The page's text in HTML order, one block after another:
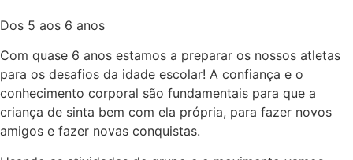
Dos 5 aos 6 anos
Com quase 6 anos estamos a preparar os nossos atletas
para os desafios da idade escolar! A confiança e o
conhecimento corporal são fundamentais para que a
criança de sinta bem com ela própria, para fazer novos
amigos e fazer novas conquistas.